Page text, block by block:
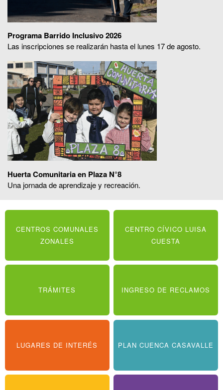
Programa Barrido Inclusivo 2026
Las inscripciones se realizarán hasta el lunes 17 de agosto.
Huerta Comunitaria en Plaza N°8
Una jornada de aprendizaje y recreación.
CENTROS COMUNALES
ZONALES
CENTRO CÍVICO LUISA
CUESTA
TRÁMITES INGRESO DE RECLAMOS
LUGARES DE INTERÉS PLAN CUENCA CASAVALLE